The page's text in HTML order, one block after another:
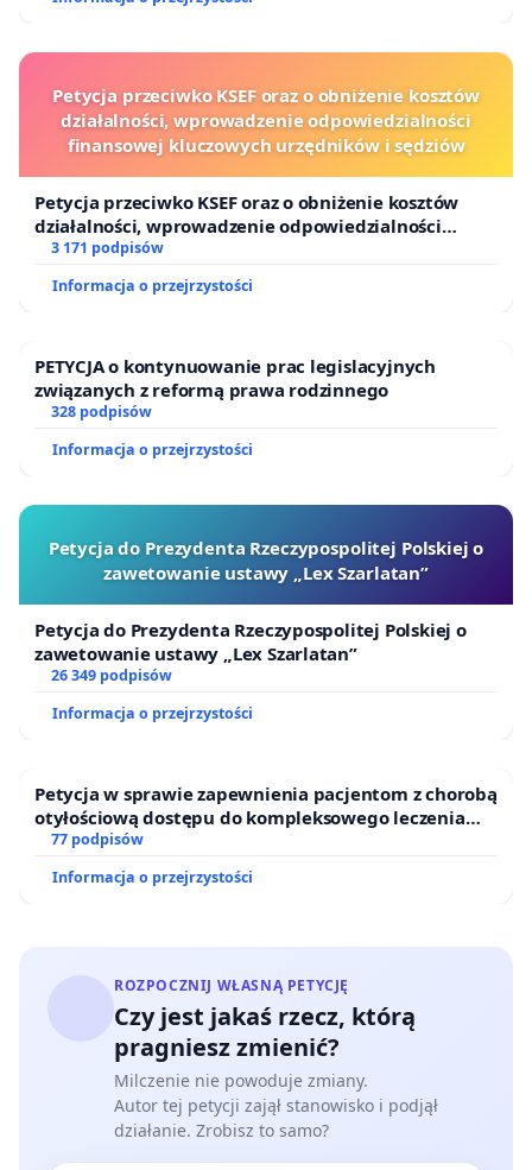
istnieją bardzo mocne przesłanki przemawiające za
całej 4,5 hektarowej nieruchomości przez Ośrodek.
Niżej podpisany
Sebastian Gut
Inicjatywa Park Przy Szkole
[koncepcja zagospodarowania terenu]
[wizualizacja zagospodarowania fragmentu terenu]
Petycja przeciwko KSEF oraz o obniżenie kosztów
działalności, wprowadzenie odpowiedzialności
finansowej kluczowych urzędników i sędziów
Petycja przeciwko KSEF oraz o obniżenie kosztów
działalności, wprowadzenie odpowiedzialności
finansowej kluczowych urzędników i sędziów
3 171 podpisów
Informacja o przejrzystości
PETYCJA o kontynuowanie prac legislacyjnych
związanych z reformą prawa rodzinnego
328 podpisów
Informacja o przejrzystości
Petycja do Prezydenta Rzeczypospolitej Polskiej o
zawetowanie ustawy „Lex Szarlatan”
Petycja do Prezydenta Rzeczypospolitej Polskiej o
zawetowanie ustawy „Lex Szarlatan”
26 349 podpisów
Informacja o przejrzystości
Petycja w sprawie zapewnienia pacjentom z chorobą
otyłościową dostępu do kompleksowego leczenia
oraz programów profilaktycznych.
77 podpisów
Informacja o przejrzystości
ROZPOCZNIJ WŁASNĄ PETYCJĘ
Czy jest jakaś rzecz, którą
pragniesz zmienić?
Milczenie nie powoduje zmiany.
Autor tej petycji zajął stanowisko i podjął
działanie. Zrobisz to samo?